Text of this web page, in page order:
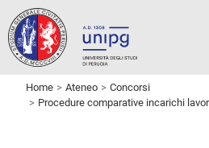
Home Ateneo
Concorsi
Procedure comparative incarichi